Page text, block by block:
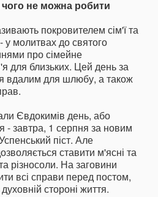
чого не можна робити
покровителем сім'ї та
молитвах до святого
про сімейне
для близьких. Цей день за
вдалим для шлюбу, а також
Євдокимів день, або
- завтра, 1 серпня за новим
піст. Але
ставити м'ясні та
різносоли. На заговини
всі справи перед постом,
стороні життя.